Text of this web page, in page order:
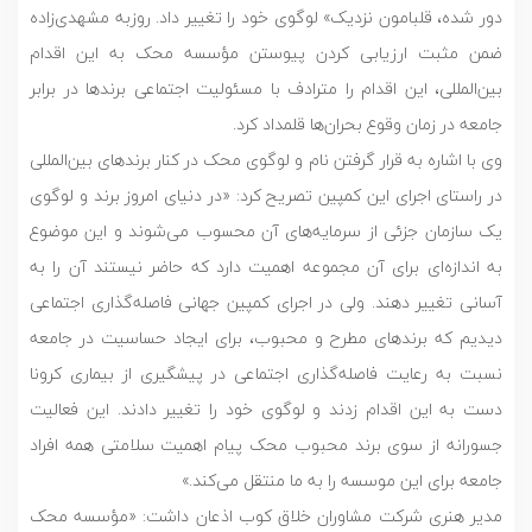
دور شده، قلبامون نزدیک» لوگوی خود را تغییر داد. روزبه مشهدی‌زاده
ضمن مثبت ارزیابی کردن پیوستن مؤسسه محک به این اقدام
بین‌المللی، این اقدام را مترادف با مسئولیت اجتماعی برندها در برابر
جامعه در زمان وقوع بحران‌ها قلمداد کرد.
وی با اشاره به قرار گرفتن نام و لوگوی محک در کنار برندهای بین‌المللی
در راستای اجرای این کمپین تصریح کرد: «در دنیای امروز برند و لوگوی
یک سازمان جزئی از سرمایه‌های آن محسوب می‌شوند و این موضوع
به اندازه‌ای برای آن مجموعه اهمیت دارد که حاضر نیستند آن را به
آسانی تغییر دهند. ولی در اجرای کمپین جهانی فاصله‌گذاری اجتماعی
دیدیم که برندهای مطرح و محبوب، برای ایجاد حساسیت در جامعه
نسبت به رعایت فاصله‌گذاری اجتماعی در پیشگیری از بیماری کرونا
دست به این اقدام زدند و لوگوی خود را تغییر دادند. این فعالیت
جسورانه از سوی برند محبوب محک پیام اهمیت سلامتی همه افراد
جامعه برای این موسسه را به ما منتقل می‌کند.»
مدیر هنری شرکت مشاوران خلاق کوب اذعان داشت: «مؤسسه محک